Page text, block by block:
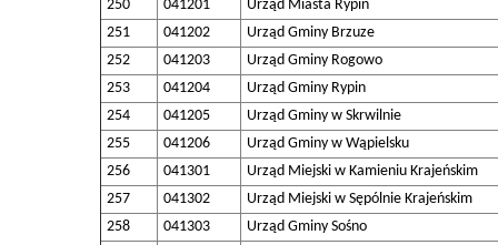
250
041201
Urząd Miasta Rypin
251
041202
Urząd Gminy Brzuze
252
041203
Urząd Gminy Rogowo
253
041204
Urząd Gminy Rypin
254
041205
Urząd Gminy w Skrwilnie
255
041206
Urząd Gminy w Wąpielsku
256
041301
Urząd Miejski w Kamieniu Krajeńskim
257
041302
Urząd Miejski w Sępólnie Krajeńskim
258
041303
Urząd Gminy Sośno